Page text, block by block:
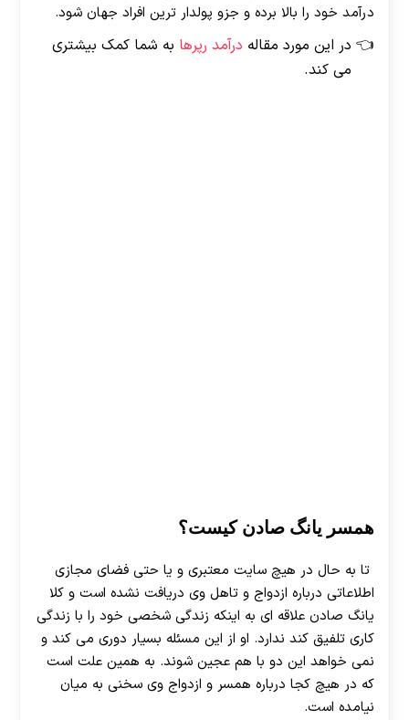
درآمد خود را بالا برده و جزو پولدار ترین افراد جهان شود.
در این مورد مقاله درآمد رپرها به شما کمک بیشتری
می کند.
همسر یانگ صادن کیست؟
تا به حال در هیچ سایت معتبری و یا حتی فضای مجازی
اطلاعاتی درباره ازدواج و تاهل وی دریافت نشده است و کلا
یانگ صادن علاقه ای به اینکه زندگی شخصی خود را با زندگی
کاری تلفیق کند ندارد. او از این مسئله بسیار دوری می کند و
نمی خواهد این دو با هم عجین شوند. به همین علت است
که در هیچ کجا درباره همسر و ازدواج وی سخنی به میان
نیامده است.